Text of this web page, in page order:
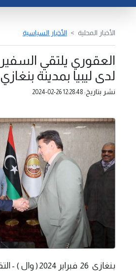
الأخبار المحلية الأخبار السياسية
العقوري يلتقي السفير
لدى ليبيا بمدينة
نشر بتاريخ: 2024-02-26 12:28:48
بنغازي 26 فبراير